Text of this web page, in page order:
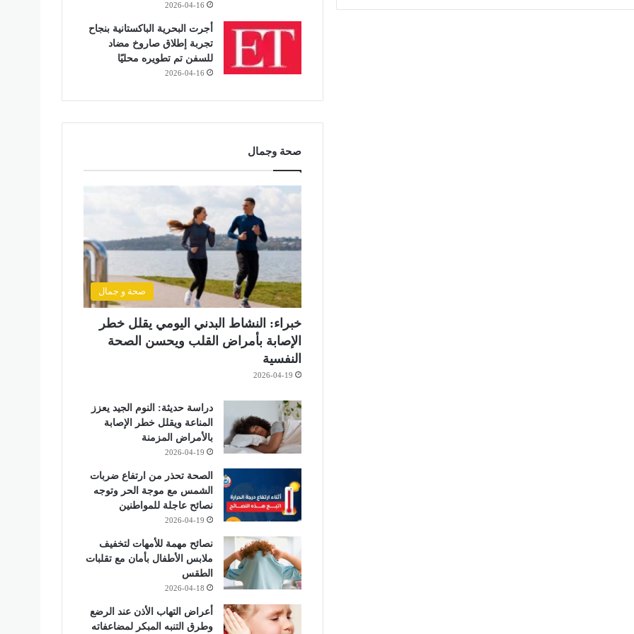
م
2026-04-16
أجرت البحرية الباكستانية بنجاح
تجربة إطلاق صاروخ مضاد
للسفن تم تطويره محليًا
2026-04-16
صحة وجمال
صحة و جمال
خبراء: النشاط البدني اليومي يقلل خطر
الإصابة بأمراض القلب ويحسن الصحة
النفسية
2026-04-19
دراسة حديثة: النوم الجيد يعزز
المناعة ويقلل خطر الإصابة
بالأمراض المزمنة
2026-04-19
الصحة تحذر من ارتفاع ضربات
الشمس مع موجة الحر وتوجه
نصائح عاجلة للمواطنين
2026-04-19
نصائح مهمة للأمهات لتخفيف
ملابس الأطفال بأمان مع تقلبات
الطقس
2026-04-18
أعراض التهاب الأذن عند الرضع
وطرق التنبه المبكر لمضاعفاته